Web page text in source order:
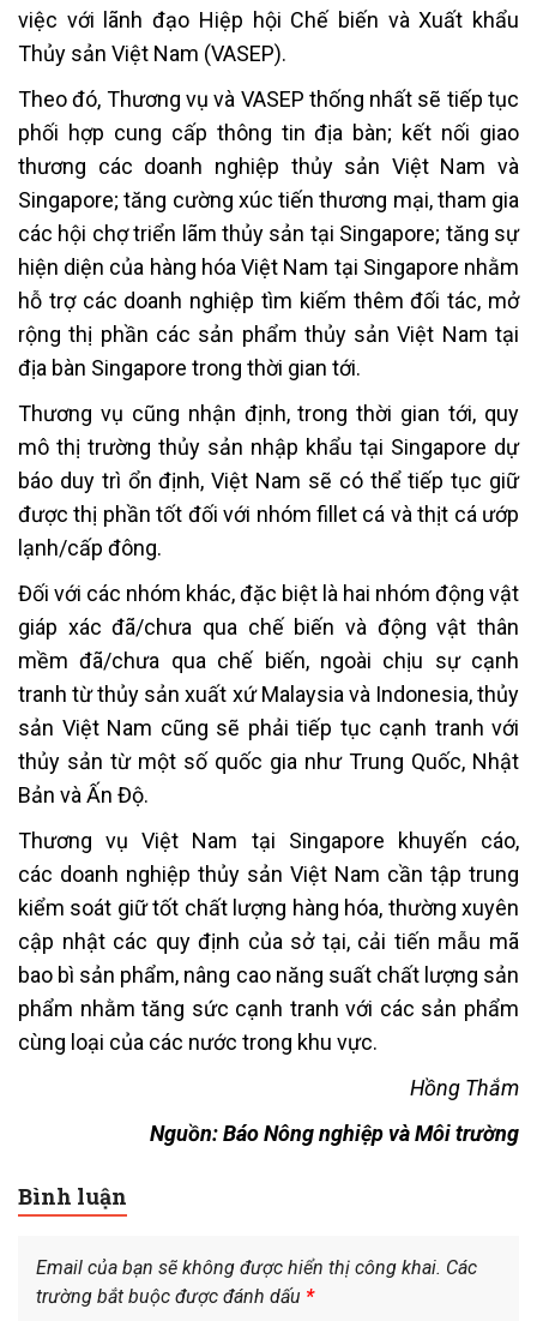
việc với lãnh đạo Hiệp hội Chế biến và Xuất khẩu
Thủy sản Việt Nam (VASEP).
Theo đó, Thương vụ và VASEP thống nhất sẽ tiếp tục
phối hợp cung cấp thông tin địa bàn; kết nối giao
thương các doanh nghiệp thủy sản Việt Nam và
Singapore; tăng cường xúc tiến thương mại, tham gia
các hội chợ triển lãm thủy sản tại Singapore; tăng sự
hiện diện của hàng hóa Việt Nam tại Singapore nhằm
hỗ trợ các doanh nghiệp tìm kiếm thêm đối tác, mở
rộng thị phần các sản phẩm thủy sản Việt Nam tại
địa bàn Singapore trong thời gian tới.
Thương vụ cũng nhận định, trong thời gian tới, quy
mô thị trường thủy sản nhập khẩu tại Singapore dự
báo duy trì ổn định, Việt Nam sẽ có thể tiếp tục giữ
được thị phần tốt đối với nhóm fillet cá và thịt cá ướp
lạnh/cấp đông.
Đối với các nhóm khác, đặc biệt là hai nhóm động vật
giáp xác đã/chưa qua chế biến và động vật thân
mềm đã/chưa qua chế biến, ngoài chịu sự cạnh
tranh từ thủy sản xuất xứ Malaysia và Indonesia, thủy
sản Việt Nam cũng sẽ phải tiếp tục cạnh tranh với
thủy sản từ một số quốc gia như Trung Quốc, Nhật
Bản và Ấn Độ.
Thương vụ Việt Nam tại Singapore khuyến cáo,
các doanh nghiệp thủy sản Việt Nam cần tập trung
kiểm soát giữ tốt chất lượng hàng hóa, thường xuyên
cập nhật các quy định của sở tại, cải tiến mẫu mã
bao bì sản phẩm, nâng cao năng suất chất lượng sản
phẩm nhằm tăng sức cạnh tranh với các sản phẩm
cùng loại của các nước trong khu vực.
Hồng Thắm
Nguồn: Báo Nông nghiệp và Môi trường
Bình luận
Email của bạn sẽ không được hiển thị công khai. Các
trường bắt buộc được đánh dấu *